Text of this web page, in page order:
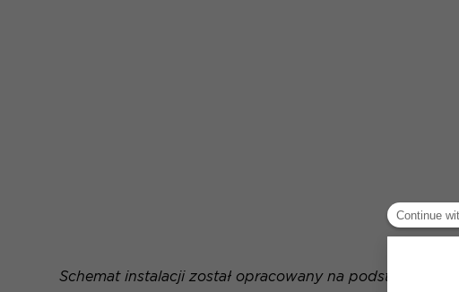
Schemat instalacji został opracowany na podstawie